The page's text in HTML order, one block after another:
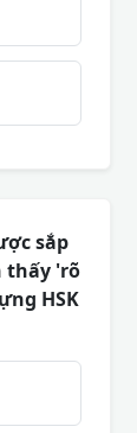
sắp
thấy 'rõ
HSK